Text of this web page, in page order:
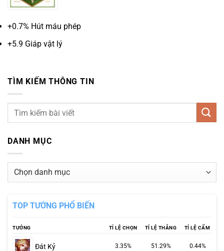
+0.7% Hút máu phép
+5.9 Giáp vật lý
TÌM KIẾM THÔNG TIN
DANH MỤC
Danh
TOP TƯỚNG PHỔ BIẾN
TƯỚNG TỈ LỆ CHỌN TỈ LỆ THẮNG TỈ LỆ CẤM
Đát Kỷ 3.35% 51.29% 0.44%